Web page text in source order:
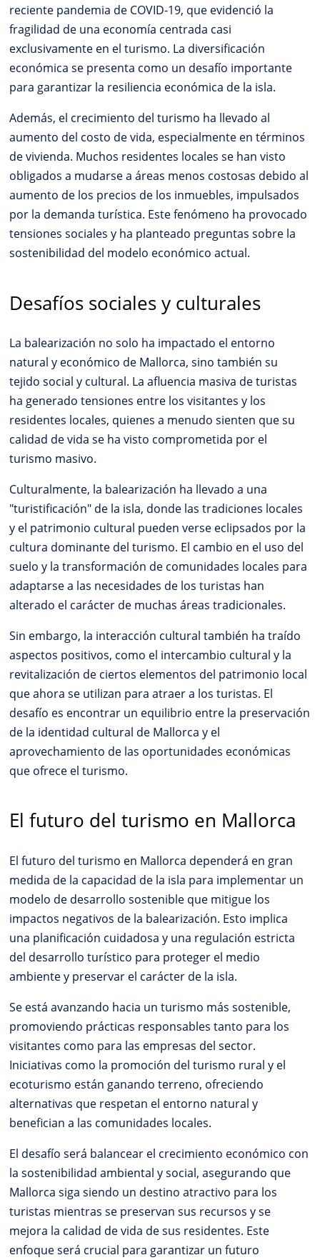
reciente pandemia de COVID-19, que evidenció la
fragilidad de una economía centrada casi
exclusivamente en el turismo. La diversificación
económica se presenta como un desafío importante
para garantizar la resiliencia económica de la isla.
Además, el crecimiento del turismo ha llevado al
aumento del costo de vida, especialmente en términos
de vivienda. Muchos residentes locales se han visto
obligados a mudarse a áreas menos costosas debido al
aumento de los precios de los inmuebles, impulsados
por la demanda turística. Este fenómeno ha provocado
tensiones sociales y ha planteado preguntas sobre la
sostenibilidad del modelo económico actual.
Desafíos sociales y culturales
La balearización no solo ha impactado el entorno
natural y económico de Mallorca, sino también su
tejido social y cultural. La afluencia masiva de turistas
ha generado tensiones entre los visitantes y los
residentes locales, quienes a menudo sienten que su
calidad de vida se ha visto comprometida por el
turismo masivo.
Culturalmente, la balearización ha llevado a una
"turistificación" de la isla, donde las tradiciones locales
y el patrimonio cultural pueden verse eclipsados por la
cultura dominante del turismo. El cambio en el uso del
suelo y la transformación de comunidades locales para
adaptarse a las necesidades de los turistas han
alterado el carácter de muchas áreas tradicionales.
Sin embargo, la interacción cultural también ha traído
aspectos positivos, como el intercambio cultural y la
revitalización de ciertos elementos del patrimonio local
que ahora se utilizan para atraer a los turistas. El
desafío es encontrar un equilibrio entre la preservación
de la identidad cultural de Mallorca y el
aprovechamiento de las oportunidades económicas
que ofrece el turismo.
El futuro del turismo en Mallorca
El futuro del turismo en Mallorca dependerá en gran
medida de la capacidad de la isla para implementar un
modelo de desarrollo sostenible que mitigue los
impactos negativos de la balearización. Esto implica
una planificación cuidadosa y una regulación estricta
del desarrollo turístico para proteger el medio
ambiente y preservar el carácter de la isla.
Se está avanzando hacia un turismo más sostenible,
promoviendo prácticas responsables tanto para los
visitantes como para las empresas del sector.
Iniciativas como la promoción del turismo rural y el
ecoturismo están ganando terreno, ofreciendo
alternativas que respetan el entorno natural y
benefician a las comunidades locales.
El desafío será balancear el crecimiento económico con
la sostenibilidad ambiental y social, asegurando que
Mallorca siga siendo un destino atractivo para los
turistas mientras se preservan sus recursos y se
mejora la calidad de vida de sus residentes. Este
enfoque será crucial para garantizar un futuro